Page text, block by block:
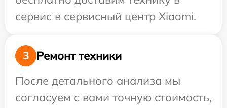
сервис в сервисный центр Xiaomi.
3
Ремонт техники
После детального анализа мы
согласуем с вами точную стоимость,